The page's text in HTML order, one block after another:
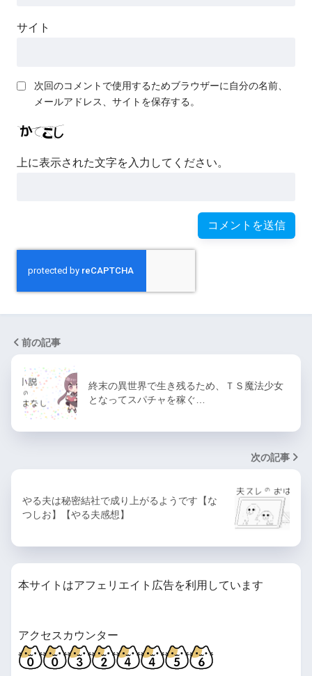
サイト
次回のコメントで使用するためブラウザーに自分の名前、
メールアドレス、サイトを保存する。
上に表示された文字を入力してください。
前の記事
終末の異世界で生き残るため、ＴＳ魔法少女
となってスパチャを稼ぐ…
次の記事
やる夫は秘密結社で成り上がるようです【な
つしお】【やる夫感想】
本サイトはアフェリエイト広告を利用しています
アクセスカウンター